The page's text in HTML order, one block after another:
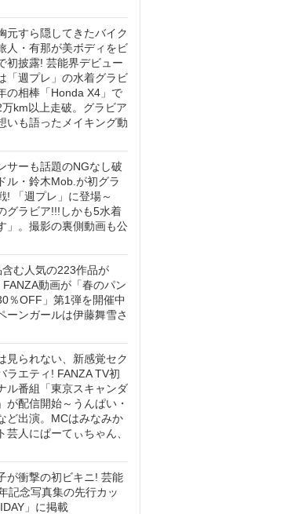
元すら隠してきたバイク
人・有那が美ボディをビ
初披露! 芸能界デビュー
「週プレ」の水着グラビ
の相棒「Honda X4」で
万km以上走破。グラビア
いも語ったメイキング動
サーも話題のNGなし破
ル・鈴木Mob.が初グラ
! 「週プレ」に登場～
グラビア!!!しかも5水着
」。撮影の裏側動画も公
む人気の223作品が
動画が「春のパン
％OFF」第1弾を開催中
ーンガールは伊藤舞雪さ
見られない、新感覚セク
ラエティ! FANZA TV初
ル番組「東京スキャンダ
が配信開始～うんぱい・
ど出演。MCはみなみか
芸人にぱーてぃちゃん、
が衝撃の初ビキニ! 芸能
記念写真集の先行カッ
」に掲載